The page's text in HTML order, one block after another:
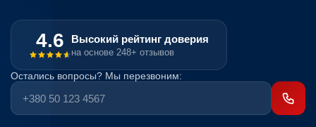
4.6 Высокий рейтинг доверия
на основе 248+ отзывов
Остались вопросы? Мы перезвоним: